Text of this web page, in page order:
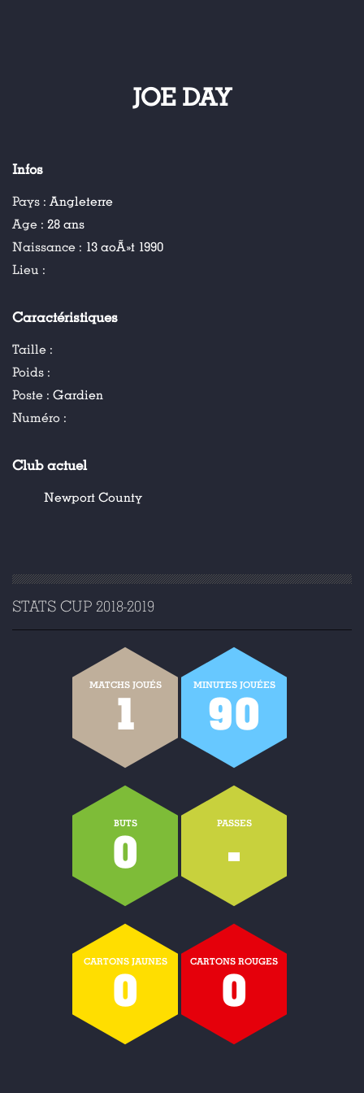
JOE DAY
Infos
Pays : Angleterre
Age : 28 ans
Naissance : 13 aoÃ»t 1990
Lieu :
Caractéristiques
Taille :
Poids :
Poste : Gardien
Numéro :
Club actuel
Newport County
STATS CUP 2018-2019
MATCHS JOUÉS
1
MINUTES JOUÉES
90
BUTS
0
PASSES
-
CARTONS JAUNES
0
CARTONS ROUGES
0